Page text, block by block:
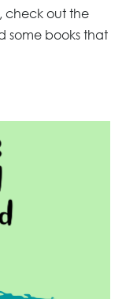
check out the
some books that